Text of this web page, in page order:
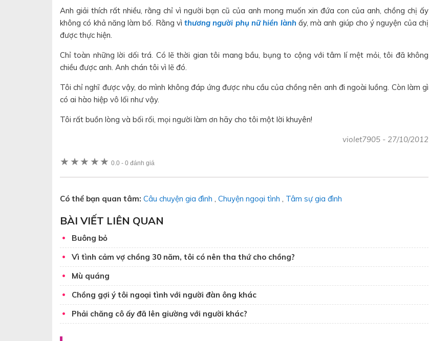
Anh giải thích rất nhiều, rằng chỉ vì người bạn cũ của anh mong muốn xin đứa con của anh, chồng chị ấy
không có khả năng làm bố. Rằng vìthương người phụ nữ hiền lànhấy, mà anh giúp cho ý nguyện của chị
được thực hiện.
Chỉ toàn những lời dối trá. Có lẽ thời gian tôi mang bầu, bụng to cộng với tâm lí mệt mỏi, tôi đã không
chiều được anh. Anh chán tôi vì lẽ đó.
Tôi chỉ nghĩ được vậy, do mình không đáp ứng được nhu cầu của chồng nên anh đi ngoài luồng. Còn làm gì
có ai hào hiệp vô lối như vậy.
Tôi rất buồn lòng và bối rối, mọi người làm ơn hãy cho tôi một lời khuyên!
violet7905 - 27/10/2012
★ ★ ★ ★ ★ 0.0- 0 đánh giá
Có thể bạn quan tâm: Câu chuyện gia đình , Chuyện ngoại tình , Tâm sự gia đình
BÀI VIẾT LIÊN QUAN
Buông bỏ
Vì tình cảm vợ chồng 30 năm, tôi có nên tha thứ cho chồng?
Mù quáng
Chồng gợi ý tôi ngoại tình với người đàn ông khác
Phải chăng cô ấy đã lên giường với người khác?